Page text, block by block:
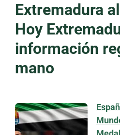
Extremadura
Hoy
información
mano